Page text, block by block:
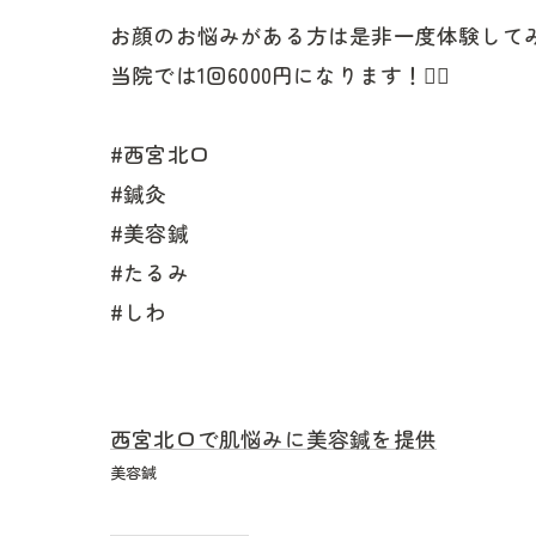
お顔のお悩みがある方は是非一度体験して
当院では1回6000円になります！💆‍♀️
#西宮北口
#鍼灸
#美容鍼
#たるみ
#しわ
西宮北口で肌悩みに美容鍼を提供
美容鍼